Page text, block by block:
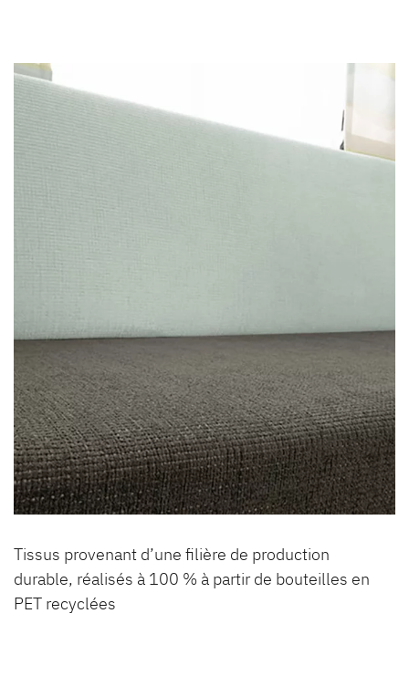
Tissus provenant d’une filière de production
durable, réalisés à 100 % à partir de bouteilles en
PET recyclées